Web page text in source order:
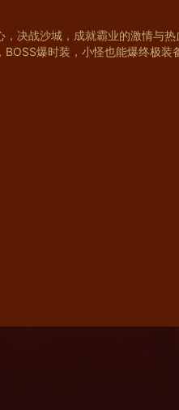
决战沙城，成就霸业的激情与
爆时装，小怪也能爆终极